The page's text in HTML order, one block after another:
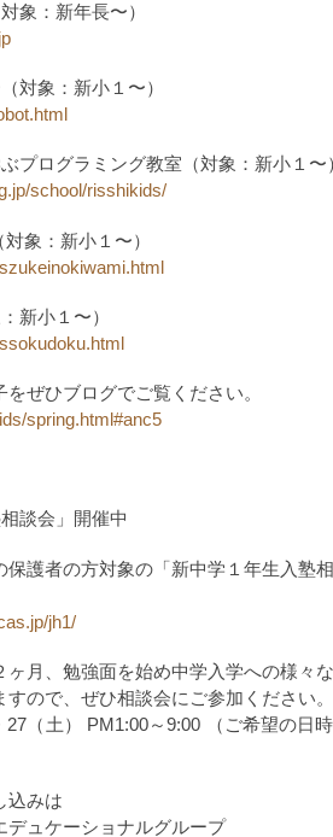
象：新年長〜）
対象：新小１〜）
プログラミング教室（対象：新小１〜
school/risshikids/
象：新小１〜）
新小１〜）
ぜひブログでご覧ください。
spring.html#anc5
談会」開催中
保護者の方対象の「新中学１年生入塾
jh1/
ヶ月、勉強面を始め中学入学への様々
すので、ぜひ相談会にご参加ください。
27（土） PM1:00～9:00 （ご希望の日
込みは
デュケーショナルグループ